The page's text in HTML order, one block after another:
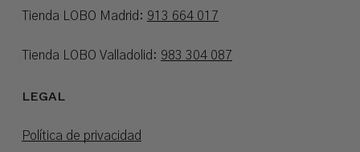
Tienda LOBO Madrid: 913 664 017
Tienda LOBO Valladolid: 983 304 087
LEGAL
Política de privacidad